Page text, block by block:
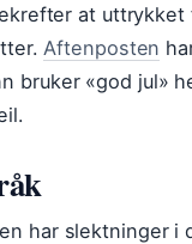
at uttrykket
Aftenposten
bruker «god jul»
har slektninger i